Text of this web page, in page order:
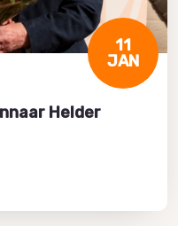
11
JAN
Helder